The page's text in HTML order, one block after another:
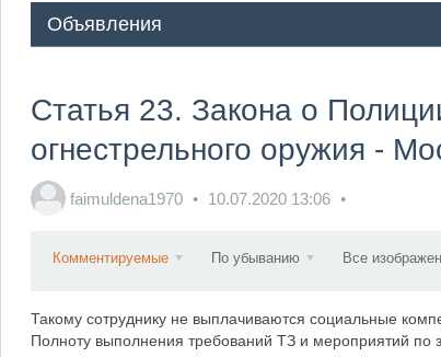
Объявления
Статья 23. Закона о
огнестрельного оружия -
faimuldena1970 10.07.2020 13:06
Комментируемые По убыванию Все
Такому сотруднику не выплачиваются социальные
Полноту выполнения требований ТЗ и мероприятий по